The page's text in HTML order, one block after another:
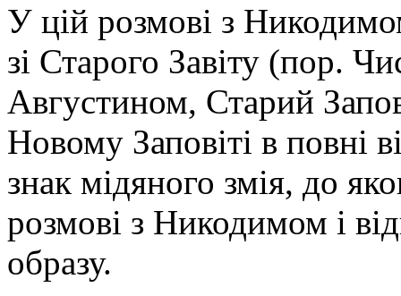
У цій розмові з
зі Старого Завіту (пор.
Августином, Старий
Новому Заповіті в повні
знак мідяного змія, до
розмові з Никодимом і
образу.